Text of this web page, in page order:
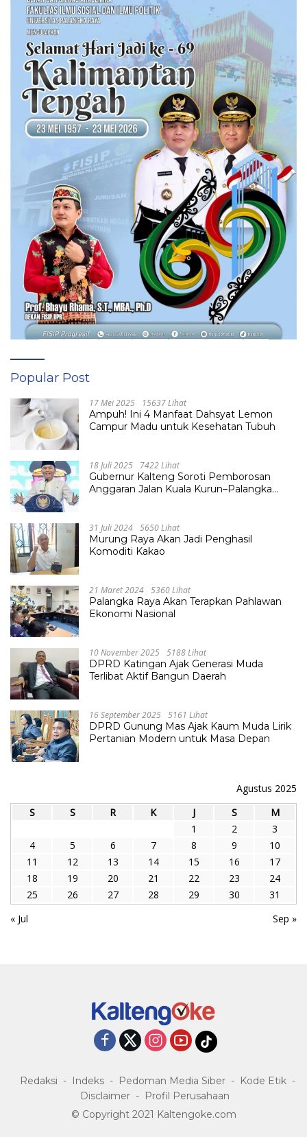
Popular Post
17 Mei 2025 15637 Lihat
Ampuh! Ini 4 Manfaat Dahsyat Lemon
Campur Madu untuk Kesehatan Tubuh
18 Juli 2025 7422 Lihat
Gubernur Kalteng Soroti Pemborosan
Anggaran Jalan Kuala Kurun–Palangka
31 Juli 2024 5650 Lihat
Murung Raya Akan Jadi Penghasil
Komoditi Kakao
21 Maret 2024 5360 Lihat
Palangka Raya Akan Terapkan Pahlawan
Ekonomi Nasional
10 November 2025 5188 Lihat
DPRD Katingan Ajak Generasi Muda
Terlibat Aktif Bangun Daerah
16 September 2025 5161 Lihat
DPRD Gunung Mas Ajak Kaum Muda Lirik
Pertanian Modern untuk Masa Depan
Agustus 2025
S
S R K J S
M
1
2
3
4
5 6 7 8 9
10
11
12 13 14 15 16
17
18
19 20 21 22 23
24
25
26 27 28 29 30
31
« Jul
Sep »
Redaksi Indeks Pedoman Media Siber
Kode Etik
Disclaimer
Profil Perusahaan
© Copyright 2021 Kaltengoke.com